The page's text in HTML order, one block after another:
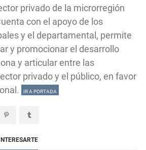
privado de la microrregión
con el apoyo de los
y el departamental, permite
y promocionar el desarrollo
y articular entre las
privado y el público, en favor
IR A PORTADA